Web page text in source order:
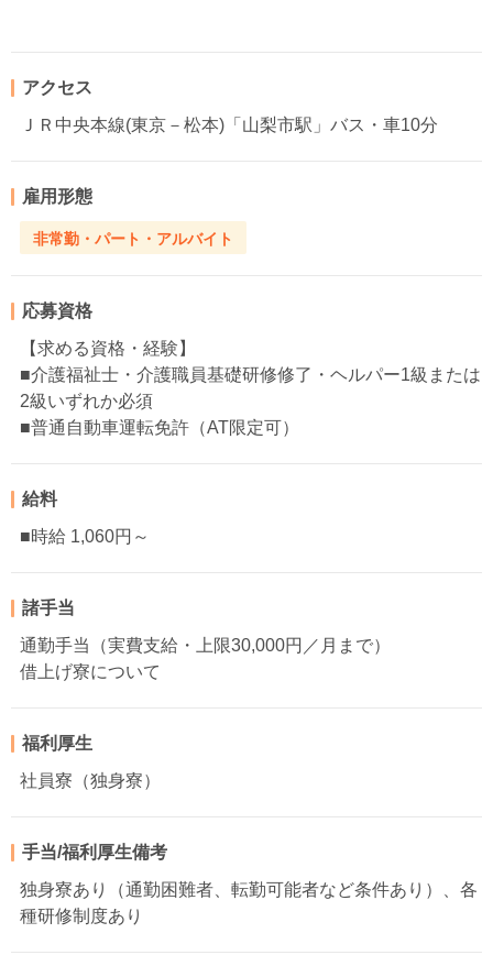
アクセス
ＪＲ中央本線(東京－松本)「山梨市駅」バス・車10分
雇用形態
非常勤・パート・アルバイト
応募資格
【求める資格・経験】
■介護福祉士・介護職員基礎研修修了・ヘルパー1級または
2級いずれか必須
■普通自動車運転免許（AT限定可）
給料
■時給 1,060円～
諸手当
通勤手当（実費支給・上限30,000円／月まで）
借上げ寮について
福利厚生
社員寮（独身寮）
手当/福利厚生備考
独身寮あり（通勤困難者、転勤可能者など条件あり）、各
種研修制度あり